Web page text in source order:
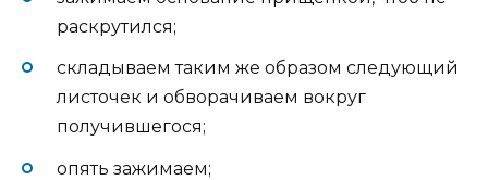
раскрутился;
складываем таким же образом следующий
листочек и обворачиваем вокруг
получившегося;
опять зажимаем;